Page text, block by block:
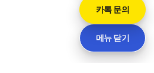
카톡 문의
메뉴 닫기